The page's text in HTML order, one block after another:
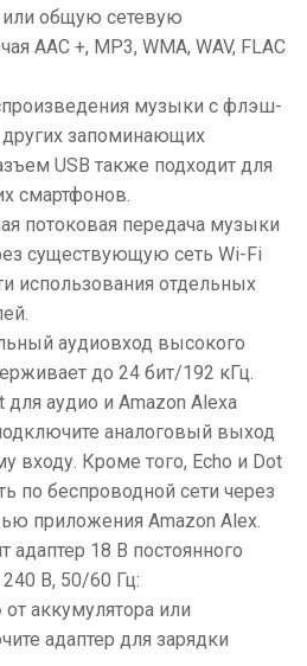
общую сетевую
AAC +, MP3, WMA, WAV, FLAC
музыки с флэш-
других запоминающих
USB также подходит для
смартфонов.
потоковая передача музыки
существующую сеть Wi-Fi
использования отдельных
аудиовход высокого
до 24 бит/192 кГц.
для аудио и Amazon Alexa
аналоговый выход
входу. Кроме того, Echo и Dot
по беспроводной сети через
приложения Amazon Alex.
адаптер 18 В постоянного
В, 50/60 Гц:
от аккумулятора или
адаптер для зарядки